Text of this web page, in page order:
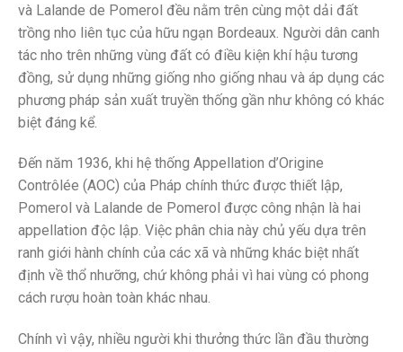
và Lalande de Pomerol đều nằm trên cùng một dải đất
trồng nho liên tục của hữu ngạn Bordeaux. Người dân canh
tác nho trên những vùng đất có điều kiện khí hậu tương
đồng, sử dụng những giống nho giống nhau và áp dụng các
phương pháp sản xuất truyền thống gần như không có khác
biệt đáng kể.
Đến năm 1936, khi hệ thống Appellation d’Origine
Contrôlée (AOC) của Pháp chính thức được thiết lập,
Pomerol và Lalande de Pomerol được công nhận là hai
appellation độc lập. Việc phân chia này chủ yếu dựa trên
ranh giới hành chính của các xã và những khác biệt nhất
định về thổ nhưỡng, chứ không phải vì hai vùng có phong
cách rượu hoàn toàn khác nhau.
Chính vì vậy, nhiều người khi thưởng thức lần đầu thường